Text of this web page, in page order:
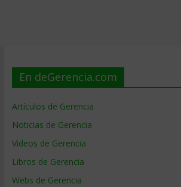
En deGerencia.com
Artículos de Gerencia
Noticias de Gerencia
Videos de Gerencia
Libros de Gerencia
Webs de Gerencia